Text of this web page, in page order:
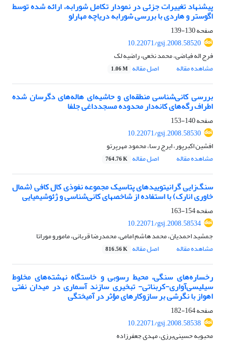
پیشنهاد تغییرات جزئی در نمودار تکامل شورابه، ارائه شده توسط
اگوستر و هاردی با بررسی شورابه دریاچه مهارلو
صفحه130-139
10.22071/gsj.2008.58520
فرج اله فیاضی، محمد نخعی، راضیه لک
مشاهده مقاله
اصل مقاله 1.06 M
بررسی کانی‌شناسی منطقه‌ای و حاشیه‌ای هاله‌های دگرسان شده
اطراف رگه‌های کانه‌دار محدوده مسجدداغی جلفا
صفحه140-153
10.22071/gsj.2008.58530
افشین اکبرپور، ایرج رسا، محمود مهرپرتو
مشاهده مقاله
اصل مقاله 764.76 K
سنگ‌زایی گرانیتوییدهای پتاسیک مجموعه نفوذی کال کافی (شمال
خاوری انارک) با استفاده از شاخصهای کانی‌شناسی و ژئوشیمیایی
صفحه154-163
10.22071/gsj.2008.58534
جمشید احمدیان، محمد هاشم امامی، محمدرضا قربانی، مامورو موراتا
مشاهده مقاله
اصل مقاله 816.56 K
رخساره‌های سنگی، محیط رسوبی و خاستگاه نهشته‌های مخلوط
سیلیسی‌آواری-کربناتی- تبخیری سازند آسماری در میدان نفتی
اهواز با نگرشی بر سازوکار‌های مؤثر در آمیختگی
صفحه164-182
10.22071/gsj.2008.58538
محبوبه حسینی‌برزی، مهدی جعفرزاده